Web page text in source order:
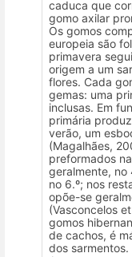
caduca que
gomo axilar
Os gomos
europeia são
primavera
origem a um
flores. Cada
gemas: uma
inclusas. Em
primária
verão, um
(Magalhães,
preformados
geralmente, no
no 6.º; nos
opõe-se
(Vasconcelos
gomos
de cachos, é
dos sarmentos.